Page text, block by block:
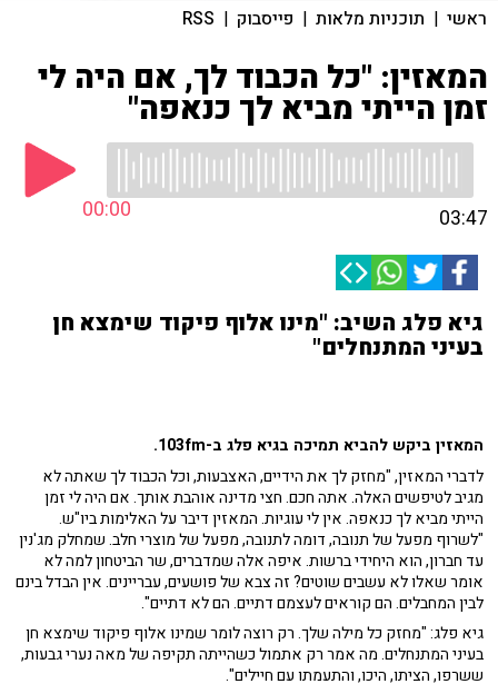
ראשי | תוכניות מלאות | פייסבוק |
RSS
המאזין: "כל הכבוד לך, אם היה לי
זמן הייתי מביא לך כנאפה"
00:00 03:47
גיא פלג השיב: "מינו אלוף פיקוד שימצא חן
בעיני המתנחלים"
המאזין ביקש להביא תמיכה בגיא פלג ב-103fm.
לדברי המאזין, "מחזק לך את הידיים, האצבעות, וכל הכבוד לך שאתה לא
מגיב לטיפשים האלה. אתה חכם. חצי מדינה אוהבת אותך. אם היה לי זמן
הייתי מביא לך כנאפה. אין לי עוגיות. המאזין דיבר על האלימות ביו"ש.
"לשרוף מפעל של תנובה, דומה לתנובה, מפעל של מוצרי חלב. שמחלק מג'נין
עד חברון, הוא היחידי ברשות. איפה אלה שמדברים, שר הביטחון למה לא
אומר שאלו לא עשבים שוטים? זה צבא של פושעים, עבריינים. אין הבדל בינם
לבין המחבלים. הם קוראים לעצמם דתיים. הם לא דתיים".
גיא פלג: "מחזק כל מילה שלך. רק רוצה לומר שמינו אלוף פיקוד שימצא חן
בעיני המתנחלים. מה אמר רק אתמול כשהייתה תקיפה של מאה נערי גבעות,
ששרפו, הציתו, היכו, והתעמתו עם חיילים".